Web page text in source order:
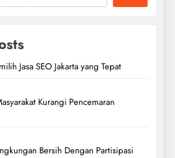
Jasa SEO Jakarta yang Tepat
Kurangi Pencemaran
Bersih Dengan Partisipasi